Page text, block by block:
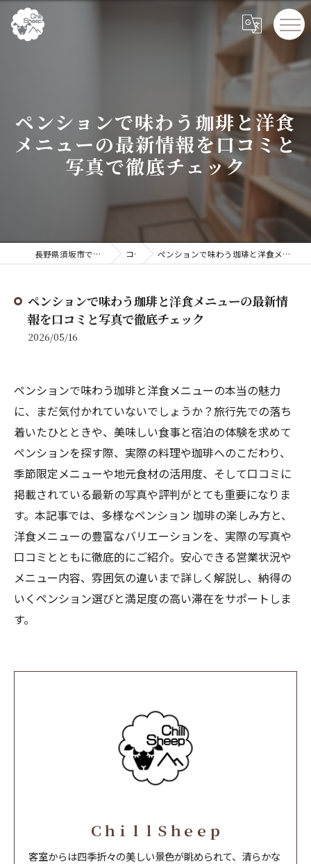
ペンションで味わう珈琲と洋食
メニューの最新情報を口コミと
写真で徹底チェック
長野県須坂市でペンションならChillSheep コラム ペンションで味わう珈琲と洋食メニューの最新情報を口コミと写真で徹底チェック
ペンションで味わう珈琲と洋食メニューの最新情
報を口コミと写真で徹底チェック
2026/05/16
ペンションで味わう珈琲と洋食メニューの本当の魅力
に、まだ気付かれていないでしょうか？旅行先での落ち
着いたひとときや、美味しい食事と宿泊の体験を求めて
ペンションを探す際、実際の料理や珈琲へのこだわり、
季節限定メニューや地元食材の活用度、そして口コミに
掲載されている最新の写真や評判がとても重要になりま
す。本記事では、多様なペンション 珈琲の楽しみ方と、
洋食メニューの豊富なバリエーションを、実際の写真や
口コミとともに徹底的にご紹介。安心できる営業状況や
メニュー内容、雰囲気の違いまで詳しく解説し、納得の
いくペンション選びと満足度の高い滞在をサポートしま
す。
ＣｈｉｌｌＳｈｅｅｐ
客室からは四季折々の美しい景色が眺められて、清らかな